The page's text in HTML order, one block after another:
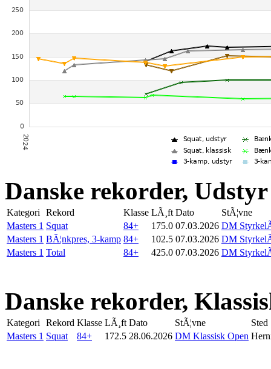
Danske rekorder, Udstyr
Kategori Rekord Klasse LÃ¸ft Dato
StÃ¦vne
Masters 1 Squat 84+ 175.0 07.03.2026 DM
Masters 1 BÃ¦nkpres, 3-kamp 84+ 102.5 07.03.2026 DM
Masters 1 Total 84+ 425.0 07.03.2026 DM
Danske rekorder,
Kategori Rekord Klasse LÃ¸ft Dato StÃ¦vne
Sted
Masters 1 Squat 84+ 172.5 28.06.2026 DM Klassisk Open